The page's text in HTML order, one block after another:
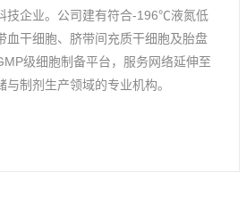
技企业。公司建有符合-196℃液氮低
血干细胞、脐带间充质干细胞及胎盘
级细胞制备平台，服务网络延伸至
制剂生产领域的专业机构。